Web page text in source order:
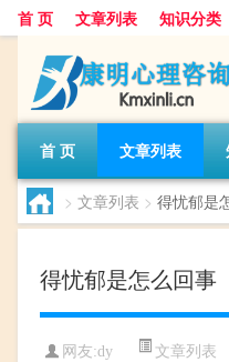
首 页 文章列表 知识分类
首 页 文章列表
> 文章列表 > 得忧郁是
得忧郁是怎么回事
网友:dy 文章列表